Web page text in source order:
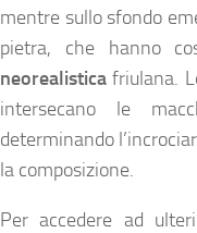
mentre sullo sfondo
pietra, che hanno
neorealistica friulana.
intersecano le
determinando
la composizione.
Per accedere ad